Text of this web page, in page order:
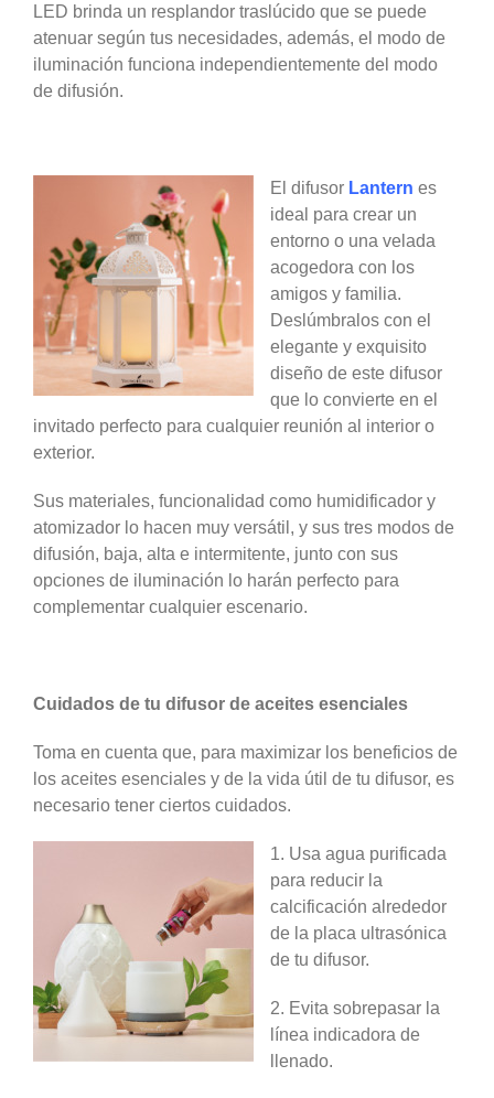
LED brinda un resplandor traslúcido que se puede
atenuar según tus necesidades, además, el modo de
iluminación funciona independientemente del modo
de difusión.
El difusor Lantern es
ideal para crear un
entorno o una velada
acogedora con los
amigos y familia.
Deslúmbralos con el
elegante y exquisito
diseño de este difusor
que lo convierte en el
invitado perfecto para cualquier reunión al interior o
exterior.
Sus materiales, funcionalidad como humidificador y
atomizador lo hacen muy versátil, y sus tres modos de
difusión, baja, alta e intermitente, junto con sus
opciones de iluminación lo harán perfecto para
complementar cualquier escenario.
Cuidados de tu difusor de aceites esenciales
Toma en cuenta que, para maximizar los beneficios de
los aceites esenciales y de la vida útil de tu difusor, es
necesario tener ciertos cuidados.
1. Usa agua purificada
para reducir la
calcificación alrededor
de la placa ultrasónica
de tu difusor.
2. Evita sobrepasar la
línea indicadora de
llenado.